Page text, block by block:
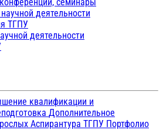
деятельности
ТГПУ
деятельности
квалификации и
Дополнительное
Аспирантура ТГПУ Портфолио